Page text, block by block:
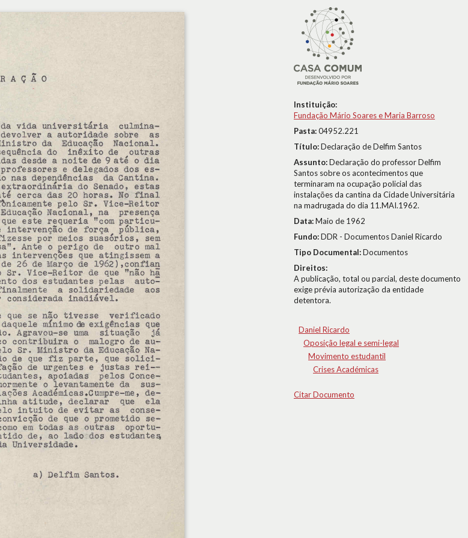
Instituição:
Fundação Mário Soares e Maria Barroso
Pasta:04952.221
Título:Declaração de Delfim Santos
Assunto:Declaração do professor Delfim
Santos sobre os acontecimentos que
terminaram na ocupação policial das
instalações da cantina da Cidade Universitária
na madrugada do dia 11.MAI.1962.
Data:Maio de 1962
Fundo:DDR - Documentos Daniel Ricardo
Tipo Documental:Documentos
Direitos:
A publicação, total ou parcial, deste documento
exige prévia autorização da entidade
detentora.
Daniel Ricardo
Oposição legal e semi-legal
Movimento estudantil
Crises Académicas
Citar Documento